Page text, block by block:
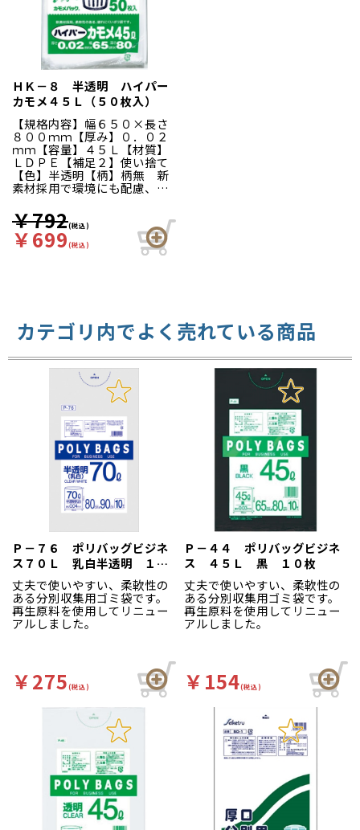
ＨＫ－８ 半透明 ハイパー
カモメ４５Ｌ（５０枚入）
【規格内容】幅６５０×長さ
８００ｍｍ【厚み】０．０２
ｍｍ【容量】４５Ｌ【材質】
ＬＤＰＥ【補足２】使い捨て
【色】半透明【柄】柄無 新
素材採用で環境にも配慮、薄
くても破れにくく柔軟性のあ
るポリ袋です。
￥792(税込)
￥699(税込)
カテゴリ内でよく売れている商品
Ｐ－７６ ポリバッグビジネ
ス７０Ｌ 乳白半透明 １０
枚
丈夫で使いやすい、柔軟性の
ある分別収集用ゴミ袋です。
再生原料を使用してリニュー
アルしました。
￥275(税込)
Ｐ－４４ ポリバッグビジネ
ス ４５Ｌ 黒 １０枚
丈夫で使いやすい、柔軟性の
ある分別収集用ゴミ袋です。
再生原料を使用してリニュー
アルしました。
￥154(税込)